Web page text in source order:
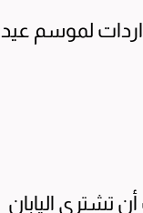
لموسم عيد
تشتري اليابان